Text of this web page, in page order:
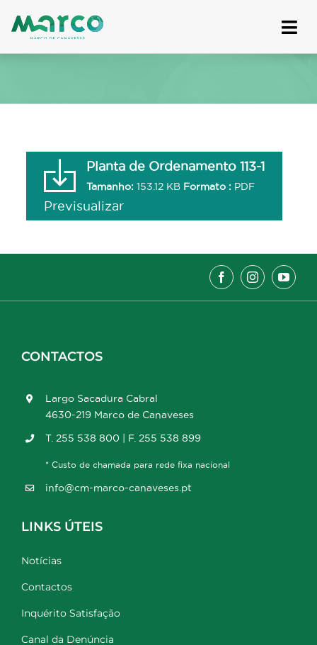
to
Planta de Ordenamento 113-1
Tamanho: 153.12 KB Formato : PDF
Previsualizar
CONTACTOS
Largo Sacadura Cabral
4630-219 Marco de Canaveses
T. 255 538 800 | F. 255 538 899
* Custo de chamada para rede fixa nacional
info@cm-marco-canaveses.pt
LINKS ÚTEIS
Notícias
Contactos
Inquérito Satisfação
Canal da Denúncia